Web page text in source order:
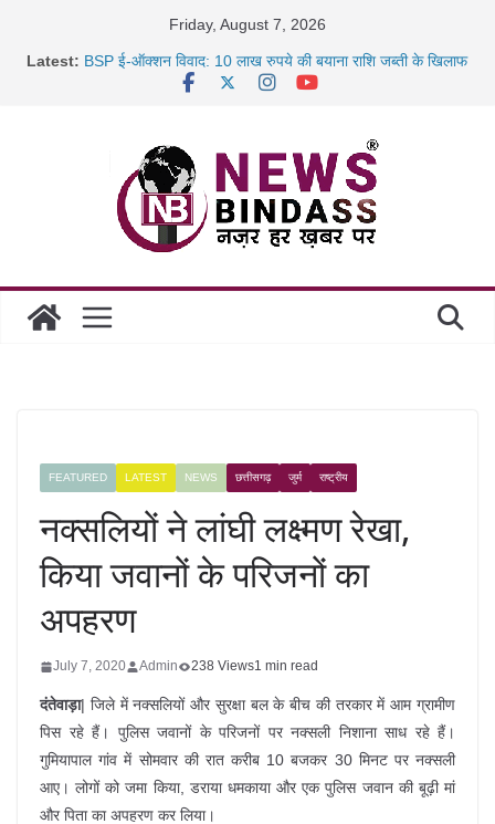
Friday, August 7, 2026
Latest: BSP ई-ऑक्शन विवाद: 10 लाख रुपये की बयाना राशि जब्ती के खिलाफ
साइबर ठगी पर दुर्ग पुलिस का बड़ा एक्शन: 13 म्यूल बैंक खाताधारक
गिरफ्तार
FEATURED LATEST NEWS छत्तीसगढ़ जुर्म राष्ट्रीय
नक्सलियों ने लांघी लक्ष्मण रेखा,
किया जवानों के परिजनों का
अपहरण
July 7, 2020 Admin 238 Views1 min read
दंतेवाड़ा| जिले में नक्सलियों और सुरक्षा बल के बीच की तरकार में आम ग्रामीण
पिस रहे हैं। पुलिस जवानों के परिजनों पर नक्सली निशाना साध रहे हैं।
गुमियापाल गांव में सोमवार की रात करीब 10 बजकर 30 मिनट पर नक्सली
आए। लोगों को जमा किया, डराया धमकाया और एक पुलिस जवान की बूढ़ी मां
और पिता का अपहरण कर लिया।